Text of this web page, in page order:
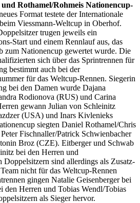
Rothamel/Rohmeis Nationencup-
Format testete der Internationale
Viessmann-Weltcup in Oberhof.
trugen jeweils ein
Start und einem Rennlauf aus, das
zum Nationencup gewertet wurde. Die
sich über das Sprintrennen für
bestimmt auch bei der
für das Weltcup-Rennen. Siegerin
bei den Damen wurde Dajana
Rodionova (RUS) und Carina
gewann Julian von Schleinitz
(USA) und Inars Kivlenieks
siegten Daniel Rothamel/Chris
Fischnaller/Patrick Schwienbacher
Broz (CZE). Eitberger und Schwab
bei den Herren und
Doppelsitzern sind allerdings als Zusatz-
nicht für das Weltcup-Rennen
gingen Natalie Geisenberger bei
den Herren und Tobias Wendl/Tobias
als Sieger hervor.